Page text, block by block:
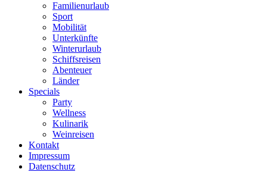
Familienurlaub
Sport
Mobilität
Unterkünfte
Winterurlaub
Schiffsreisen
Abenteuer
Länder
Specials
Party
Wellness
Kulinarik
Weinreisen
Kontakt
Impressum
Datenschutz